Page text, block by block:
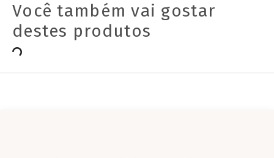
Você também vai gostar
destes produtos